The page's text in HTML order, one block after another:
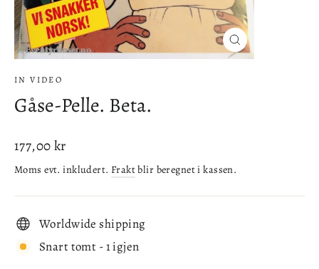
Lukke
(esc)
IN VIDEO
Gåse-Pelle. Beta.
Ordinær
pris
177,00 kr
Moms evt. inkludert. Fraktblir beregnet i kassen.
Worldwide shipping
Snart tomt - 1 igjen